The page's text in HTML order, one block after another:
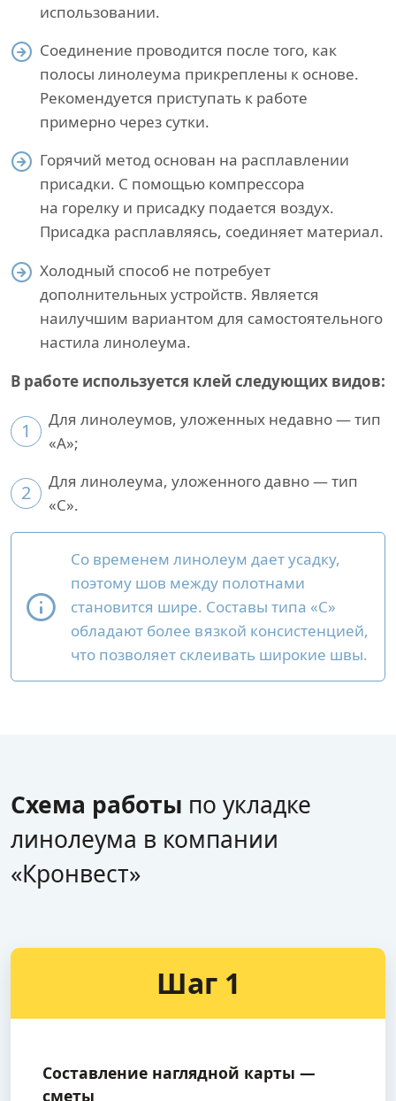
использовании.
Соединение проводится после того, как
полосы линолеума прикреплены к основе.
Рекомендуется приступать к работе
примерно через сутки.
Горячий метод основан на расплавлении
присадки. С помощью компрессора
на горелку и присадку подается воздух.
Присадка расплавляясь, соединяет материал.
Холодный способ не потребует
дополнительных устройств. Является
наилучшим вариантом для самостоятельного
настила линолеума.
В работе используется клей следующих видов:
1
Для линолеумов, уложенных недавно — тип
«A»;
2
Для линолеума, уложенного давно — тип
«С».
Со временем линолеум дает усадку,
поэтому шов между полотнами
становится шире. Составы типа «С»
обладают более вязкой консистенцией,
что позволяет склеивать широкие швы.
Схема работы по укладке
линолеума в компании
«Кронвест»
Шаг 1
Составление наглядной карты —
сметы